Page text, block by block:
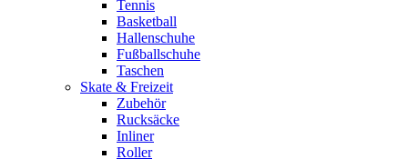
Tennis
Basketball
Hallenschuhe
Fußballschuhe
Taschen
Skate & Freizeit
Zubehör
Rucksäcke
Inliner
Roller